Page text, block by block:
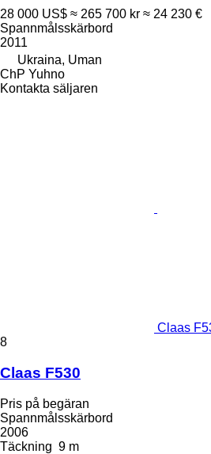
28 000 US$ ≈ 265 700 kr ≈ 24 230 €
Spannmålsskärbord
2011
Ukraina, Uman
ChP Yuhno
Kontakta säljaren
Claas
8
Claas F530
Pris på begäran
Spannmålsskärbord
2006
Täckning 9 m